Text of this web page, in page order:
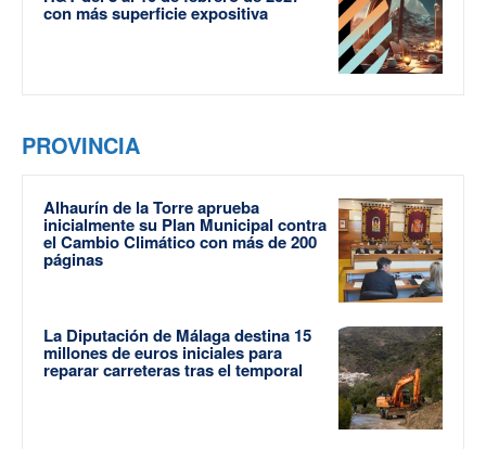
con más superficie expositiva
PROVINCIA
Alhaurín de la Torre aprueba
inicialmente su Plan Municipal contra
el Cambio Climático con más de 200
páginas
La Diputación de Málaga destina 15
millones de euros iniciales para
reparar carreteras tras el temporal